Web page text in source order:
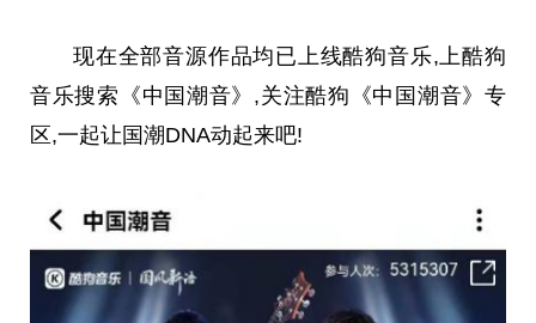
现在全部音源作品均已上线酷狗音乐,上酷狗
音乐搜索《中国潮音》,关注酷狗《中国潮音》专
区,一起让国潮DNA动起来吧!